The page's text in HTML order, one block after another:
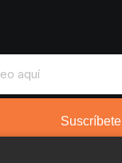
Suscríbete